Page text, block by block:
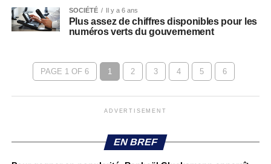
SOCIÉTÉ Il y a 6 ans
Plus assez de chiffres disponibles pour les
numéros verts du gouvernement
PAGE 1 OF 6 1 2 3 4 5 6
ADVERTISEMENT
EN BREF